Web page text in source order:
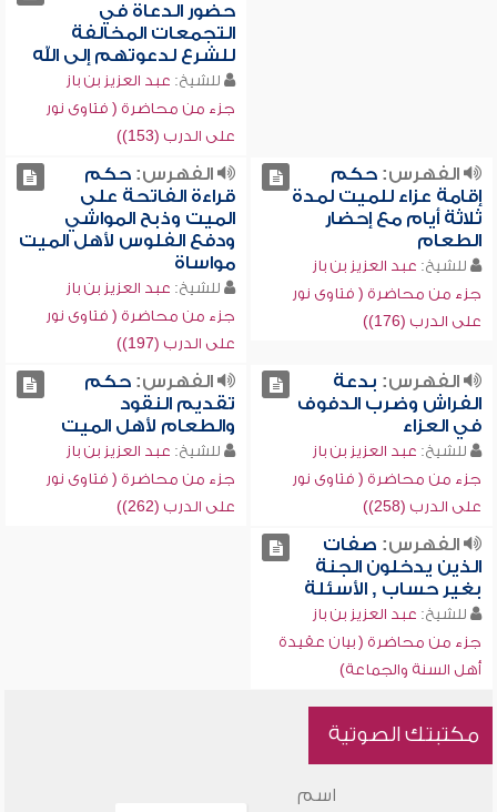
حضور الدعاة في
التجمعات المخالفة
للشرع لدعوتهم إلى الله
للشيخ: عبد العزيز بن باز
جزء من محاضرة ( فتاوى نور
على الدرب (153))
الفهرس:حكم
إقامة عزاء للميت لمدة
ثلاثة أيام مع إحضار
الطعام
للشيخ: عبد العزيز بن باز
جزء من محاضرة ( فتاوى نور
على الدرب (176))
الفهرس:حكم
قراءة الفاتحة على
الميت وذبح المواشي
ودفع الفلوس لأهل الميت
مواساة
للشيخ: عبد العزيز بن باز
جزء من محاضرة ( فتاوى نور
على الدرب (197))
الفهرس: بدعة
الفراش وضرب الدفوف
في العزاء
للشيخ: عبد العزيز بن باز
جزء من محاضرة ( فتاوى نور
على الدرب (258))
الفهرس:حكم
تقديم النقود
والطعام لأهل الميت
للشيخ: عبد العزيز بن باز
جزء من محاضرة ( فتاوى نور
على الدرب (262))
الفهرس: صفات
الذين يدخلون الجنة
بغير حساب , الأسئلة
للشيخ: عبد العزيز بن باز
جزء من محاضرة ( بيان عقيدة
أهل السنة والجماعة)
مكتبتك الصوتية
اسم